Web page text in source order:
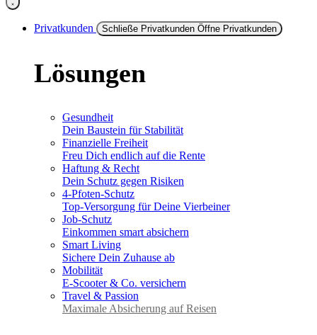
Privatkunden Schließe Privatkunden Öffne Privatkunden
Lösungen
Gesundheit
Dein Baustein für Stabilität
Finanzielle Freiheit
Freu Dich endlich auf die Rente
Haftung & Recht
Dein Schutz gegen Risiken
4-Pfoten-Schutz
Top-Versorgung für Deine Vierbeiner
Job-Schutz
Einkommen smart absichern
Smart Living
Sichere Dein Zuhause ab
Mobilität
E-Scooter & Co. versichern
Travel & Passion
Maximale Absicherung auf Reisen